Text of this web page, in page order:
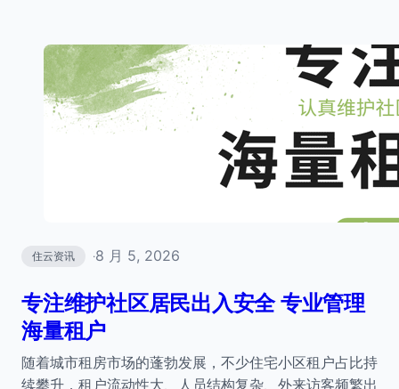
住云资讯 ·8 月 5, 2026
专注维护社区居民出入安全 专业管理
海量租户
随着城市租房市场的蓬勃发展，不少住宅小区租户占比持
续攀升，租户流动性大、人员结构复杂、外来访客频繁出